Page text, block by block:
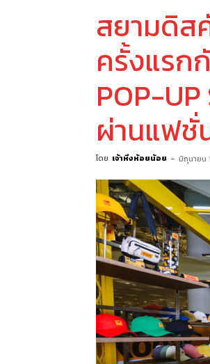
สยามดิส
ครั้งแรกกั
POP-
ผ่านแฟชั่
โดย เจ้าหิ่งห้อยน้อย - มิถุนายน